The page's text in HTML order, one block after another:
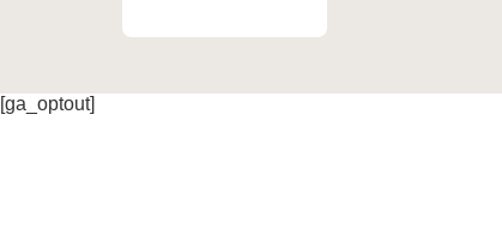
[ga_optout]